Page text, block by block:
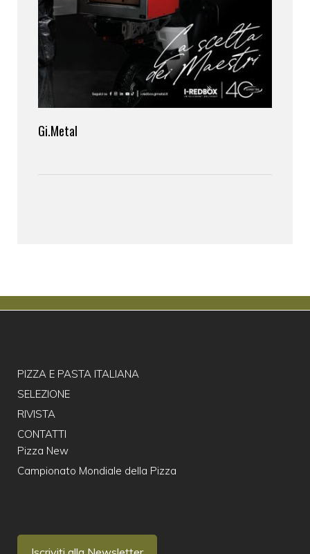
Gi.Metal
PIZZA E PASTA ITALIANA
SELEZIONE
RIVISTA
CONTATTI
Pizza New
Campionato Mondiale della Pizza